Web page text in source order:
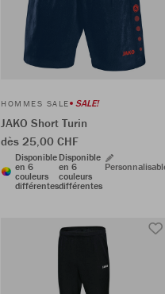
HOMMES SALE SALE!
JAKO Short Turin
dès 25,00 CHF
Disponible
en 6
couleurs
différentes
Disponible
en 6
couleurs
différentes